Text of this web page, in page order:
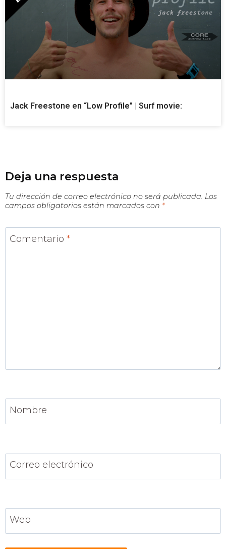
Jack Freestone en “Low Profile” | Surf movie:
Deja una respuesta
Tu dirección de correo electrónico no será publicada. Los
campos obligatorios están marcados con *
Comentario *
Nombre
Correo electrónico
Web